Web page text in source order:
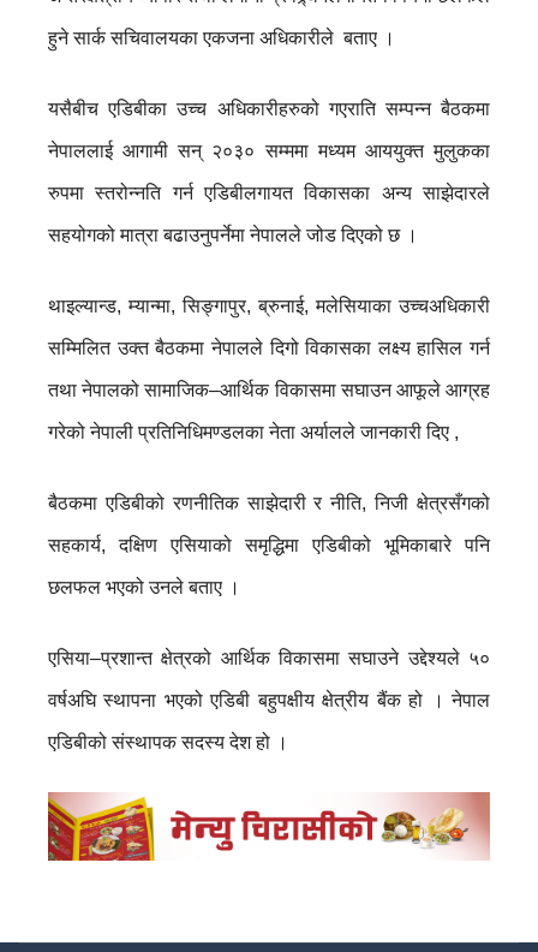
हुने सार्क सचिवालयका एकजना अधिकारीले बताए ।
यसैबीच एडिबीका उच्च अधिकारीहरुको गएराति सम्पन्न बैठकमा
नेपाललाई आगामी सन् २०३० सम्ममा मध्यम आययुक्त मुलुकका
रुपमा स्तरोन्नति गर्न एडिबीलगायत विकासका अन्य साझेदारले
सहयोगको मात्रा बढाउनुपर्नेमा नेपालले जोड दिएको छ ।
थाइल्यान्ड, म्यान्मा, सिङ्गापुर, ब्रुनाई, मलेसियाका उच्चअधिकारी
सम्मिलित उक्त बैठकमा नेपालले दिगो विकासका लक्ष्य हासिल गर्न
तथा नेपालको सामाजिक–आर्थिक विकासमा सघाउन आफूले आग्रह
गरेको नेपाली प्रतिनिधिमण्डलका नेता अर्यालले जानकारी दिए ,
बैठकमा एडिबीको रणनीतिक साझेदारी र नीति, निजी क्षेत्रसँगको
सहकार्य, दक्षिण एसियाको समृद्धिमा एडिबीको भूमिकाबारे पनि
छलफल भएको उनले बताए ।
एसिया–प्रशान्त क्षेत्रको आर्थिक विकासमा सघाउने उद्देश्यले ५०
वर्षअघि स्थापना भएको एडिबी बहुपक्षीय क्षेत्रीय बैंक हो । नेपाल
एडिबीको संस्थापक सदस्य देश हो ।